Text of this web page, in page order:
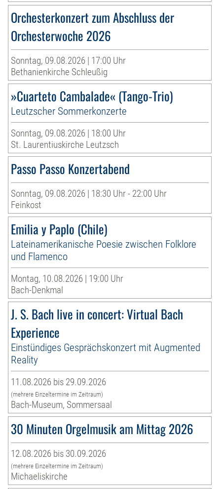
Orchesterkonzert zum Abschluss der
Orchesterwoche 2026
Sonntag, 09.08.2026 | 17:00 Uhr
Bethanienkirche Schleußig
»Cuarteto Cambalade« (Tango-Trio)
Leutzscher Sommerkonzerte
Sonntag, 09.08.2026 | 18:00 Uhr
St. Laurentiuskirche Leutzsch
Passo Passo Konzertabend
Sonntag, 09.08.2026 | 18:30 Uhr - 22:00 Uhr
Feinkost
Emilia y Paplo (Chile)
Lateinamerikanische Poesie zwischen Folklore
und Flamenco
Montag, 10.08.2026 | 19:00 Uhr
Bach-Denkmal
J. S. Bach live in concert: Virtual Bach
Experience
Einstündiges Gesprächskonzert mit Augmented
Reality
11.08.2026 bis 29.09.2026
(mehrere Einzeltermine im Zeitraum)
Bach-Museum, Sommersaal
30 Minuten Orgelmusik am Mittag 2026
12.08.2026 bis 30.09.2026
(mehrere Einzeltermine im Zeitraum)
Michaeliskirche